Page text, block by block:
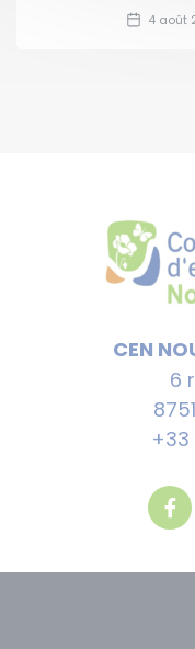
4 août
CEN
6